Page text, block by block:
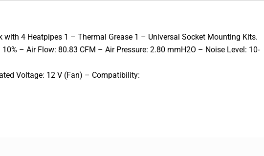
with 4 Heatpipes 1 – Thermal Grease 1 – Universal Socket Mounting Kits.
– Air Flow: 80.83 CFM – Air Pressure: 2.80 mmH2O – Noise Level: 10-
Voltage: 12 V (Fan) – Compatibility: